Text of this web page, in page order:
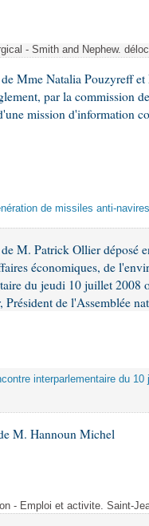
- Smith and Nephew.
Mme Natalia Pouzyreff
par la commission
mission d'information
de missiles anti-
M. Patrick Ollier déposé
économiques, de
du jeudi 10 juillet 2008
de l'Assemblée
interparlementaire du
M. Hannoun Michel
- Emploi et activite. Saint-